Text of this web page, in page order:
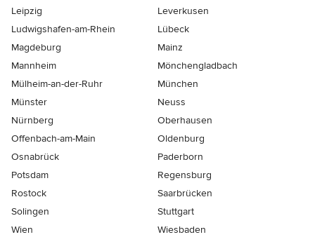
Leipzig
Leverkusen
Ludwigshafen-am-Rhein
Lübeck
Magdeburg
Mainz
Mannheim
Mönchen­gladbach
Mülheim-an-der-Ruhr
München
Münster
Neuss
Nürnberg
Oberhausen
Offenbach-am-Main
Oldenburg
Osnabrück
Paderborn
Potsdam
Regensburg
Rostock
Saarbrücken
Solingen
Stuttgart
Wien
Wiesbaden